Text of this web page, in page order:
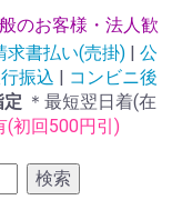
のお客様・法人歓
求書払い(売掛) | 公
振込 | コンビニ後
＊最短翌日着(在
(初回500円引)
検索